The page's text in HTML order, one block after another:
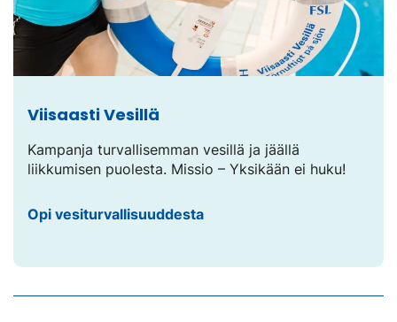
Viisaasti Vesillä
Kampanja turvallisemman vesillä ja jäällä
liikkumisen puolesta. Missio – Yksikään ei huku!
Opi vesiturvallisuuddesta